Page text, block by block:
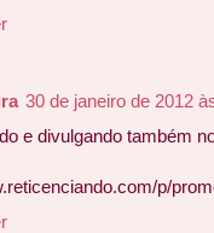
30 de janeiro de 2012
e divulgando também
p/